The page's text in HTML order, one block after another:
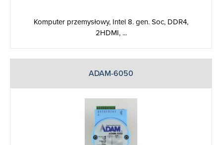
Komputer przemysłowy, Intel 8. gen. Soc, DDR4,
2HDMI, ...
ADAM-6050